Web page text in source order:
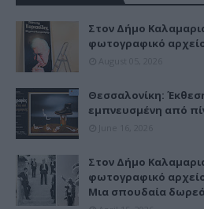
Στον Δήμο
φωτογραφικό
Θεσσαλονίκη:
εμπνευσμένη από
Στον Δήμο
φωτογραφικό
Μια σπουδαία